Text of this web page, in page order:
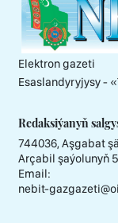
Elektron gazeti
Esaslandyryjysy -
Redaksiýanyň
744036, Aşgabat
Arçabil şaýolunyň
Email:
nebit-